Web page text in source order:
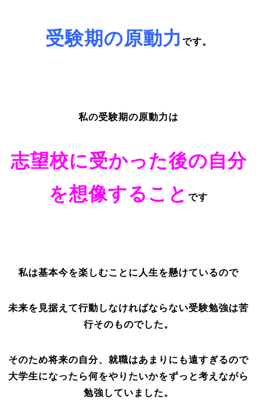
受験期の原動力 です。
私の受験期の原動力は
志望校に受かった後の自分
を想像することです
私は基本今を楽しむことに人生を懸けているので
未来を見据えて行動しなければならない受験勉強は苦
行そのものでした。
そのため将来の自分、就職はあまりにも遠すぎるので
大学生になったら何をやりたいかをずっと考えながら
勉強していました。